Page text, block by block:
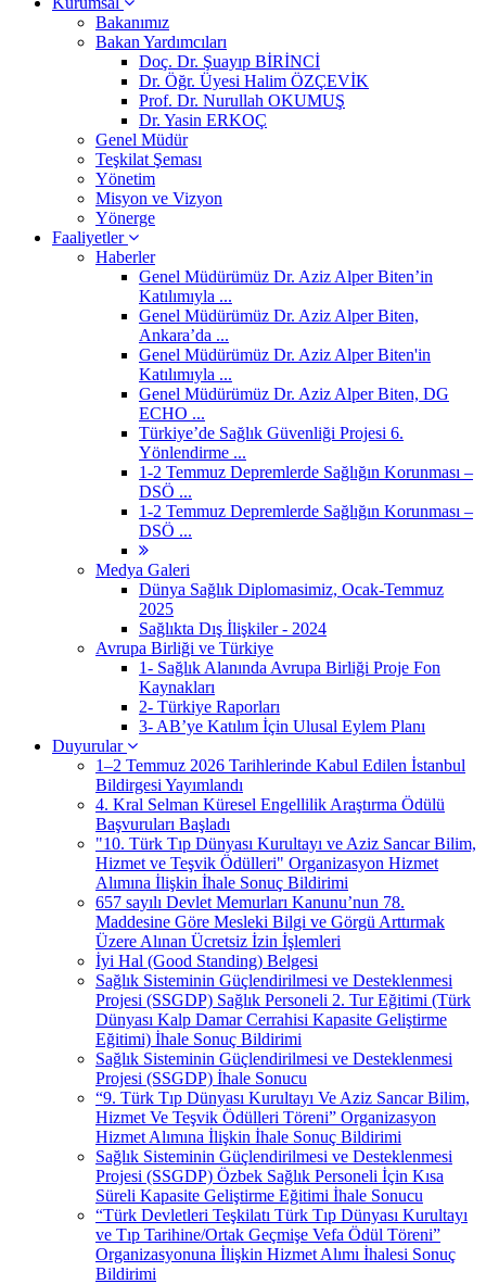
Bakanımız
Bakan Yardımcıları
Doç. Dr. Şuayıp BİRİNCİ
Dr. Öğr. Üyesi Halim ÖZÇEVİK
Prof. Dr. Nurullah OKUMUŞ
Dr. Yasin ERKOÇ
Genel Müdür
Teşkilat Şeması
Yönetim
Misyon ve Vizyon
Yönerge
Faaliyetler
Haberler
Genel Müdürümüz Dr. Aziz Alper Biten’in
Katılımıyla ...
Genel Müdürümüz Dr. Aziz Alper Biten,
Ankara’da ...
Genel Müdürümüz Dr. Aziz Alper Biten'in
Katılımıyla ...
Genel Müdürümüz Dr. Aziz Alper Biten, DG
ECHO ...
Türkiye’de Sağlık Güvenliği Projesi 6.
Yönlendirme ...
1-2 Temmuz Depremlerde Sağlığın Korunması –
DSÖ ...
1-2 Temmuz Depremlerde Sağlığın Korunması –
DSÖ ...
Medya Galeri
Dünya Sağlık Diplomasimiz, Ocak-Temmuz
2025
Sağlıkta Dış İlişkiler - 2024
Avrupa Birliği ve Türkiye
1- Sağlık Alanında Avrupa Birliği Proje Fon
Kaynakları
2- Türkiye Raporları
3- AB’ye Katılım İçin Ulusal Eylem Planı
Duyurular
1–2 Temmuz 2026 Tarihlerinde Kabul Edilen İstanbul
Bildirgesi Yayımlandı
4. Kral Selman Küresel Engellilik Araştırma Ödülü
Başvuruları Başladı
"10. Türk Tıp Dünyası Kurultayı ve Aziz Sancar Bilim,
Hizmet ve Teşvik Ödülleri" Organizasyon Hizmet
Alımına İlişkin İhale Sonuç Bildirimi
657 sayılı Devlet Memurları Kanunu’nun 78.
Maddesine Göre Mesleki Bilgi ve Görgü Arttırmak
Üzere Alınan Ücretsiz İzin İşlemleri
İyi Hal (Good Standing) Belgesi
Sağlık Sisteminin Güçlendirilmesi ve Desteklenmesi
Projesi (SSGDP) Sağlık Personeli 2. Tur Eğitimi (Türk
Dünyası Kalp Damar Cerrahisi Kapasite Geliştirme
Eğitimi) İhale Sonuç Bildirimi
Sağlık Sisteminin Güçlendirilmesi ve Desteklenmesi
Projesi (SSGDP) İhale Sonucu
“9. Türk Tıp Dünyası Kurultayı Ve Aziz Sancar Bilim,
Hizmet Ve Teşvik Ödülleri Töreni” Organizasyon
Hizmet Alımına İlişkin İhale Sonuç Bildirimi
Sağlık Sisteminin Güçlendirilmesi ve Desteklenmesi
Projesi (SSGDP) Özbek Sağlık Personeli İçin Kısa
Süreli Kapasite Geliştirme Eğitimi İhale Sonucu
“Türk Devletleri Teşkilatı Türk Tıp Dünyası Kurultayı
ve Tıp Tarihine/Ortak Geçmişe Vefa Ödül Töreni”
Organizasyonuna İlişkin Hizmet Alımı İhalesi Sonuç
Bildirimi